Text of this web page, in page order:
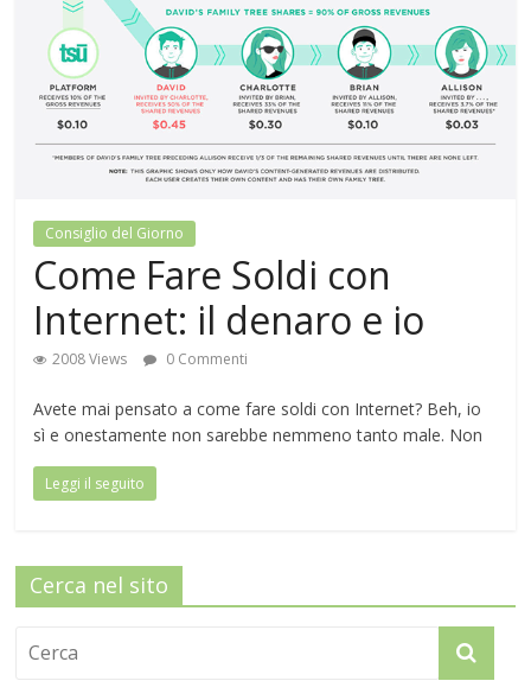
Consiglio del Giorno
Come Fare Soldi con
Internet: il denaro e io
2008 Views 0 Commenti
Avete mai pensato a come fare soldi con Internet? Beh, io
sì e onestamente non sarebbe nemmeno tanto male. Non
Leggi il seguito
Cerca nel sito